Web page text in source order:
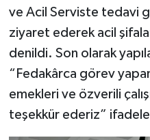
ve Acil Serviste tedavi
ziyaret ederek acil
denildi. Son olarak
“Fedakârca görev yapan
emekleri ve özverili
teşekkür ederiz”